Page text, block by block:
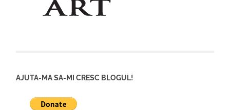
AJUTA-MA SA-MI CRESC BLOGUL!